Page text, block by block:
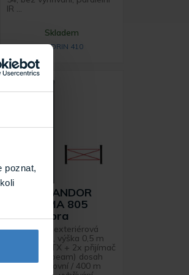
poznat,
IR ...
Skladem
SADRIN 410
Politec SANDOR
DUAL SMA 805
infrazávora
Infrazávora exteriérová
4paprsková, výška 0,5 m
(2x vysílač TX + 2x přijímač
RX, double beam) dosah
100 m venkovní / 400 m